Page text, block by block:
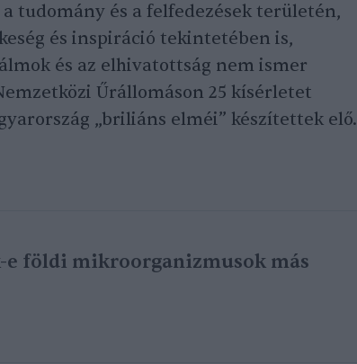
tudomány és a felfedezések területén,
és inspiráció tekintetében is,
és az elhivatottság nem ismer
Űrállomáson 25 kísérletet
„briliáns elméi” készítettek elő.
földi mikroorganizmusok más